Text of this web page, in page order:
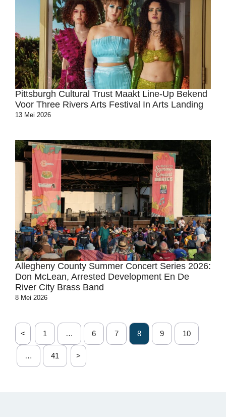
Pittsburgh Cultural Trust Maakt Line-Up Bekend
Voor Three Rivers Arts Festival In Arts Landing
13 Mei 2026
Allegheny County Summer Concert Series 2026:
Don McLean, Arrested Development En De
River City Brass Band
8 Mei 2026
< 1 … 6 7 8 9 10
… 41 >